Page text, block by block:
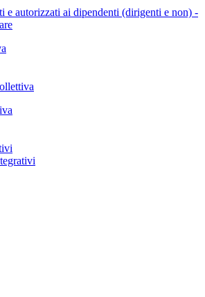
e autorizzati ai dipendenti (dirigenti e non) -